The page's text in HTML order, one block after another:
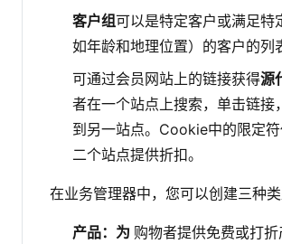
客户组可以是特定客户或满足特
如年龄和地理位置）的客户的列
可通过会员网站上的链接获得源
者在一个站点上搜索，单击链接
到另一站点。Cookie中的限定
二个站点提供折扣。
在业务管理器中，您可以创建三种类
产品：为 购物者提供免费或打折